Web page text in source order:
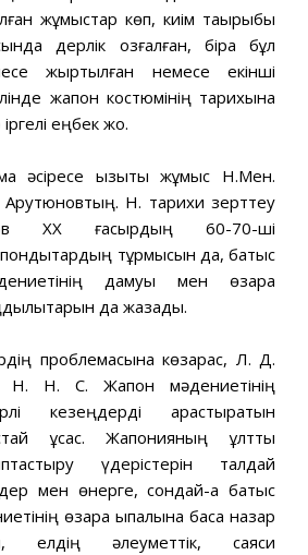
жұмыстар көп, киім тақырыбы
дерлік қозғалған, бірақ бұл
жыртылған немесе екінші
жапон костюмінің тарихына
еңбек жоқ.
әсіресе қызықты жұмыс Н.Мен.
Н. тарихи зерттеу
ХХ ғасырдың 60-70-ші
тұрмысын да, батыс
дамуы мен өзара
да жазады.
проблемасына көзқарас, Л. Д.
Н. Н. С. Жапон мәдениетінің
кезеңдерді қарастыратын
ұқсас. Жапонияның ұлттық
үдерістерін талдай
мен өнерге, сондай-ақ батыс
өзара ықпалына баса назар
елдің әлеуметтік, саяси